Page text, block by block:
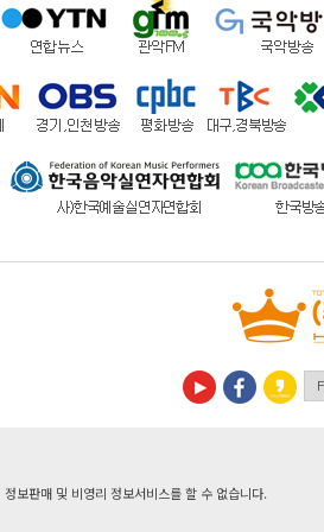
보판매 및 비영리 정보서비스를 할 수 없습니다.